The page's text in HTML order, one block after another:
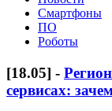
Смартфоны
ПО
Роботы
[18.05] -
сервисах: